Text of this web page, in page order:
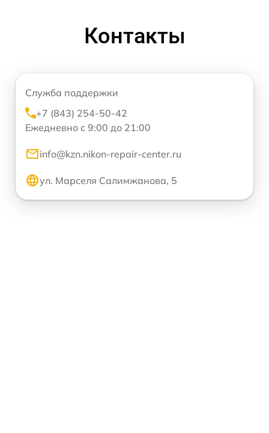
Контакты
Служба поддержки
+7 (843) 254-50-42
Ежедневно с 9:00 до 21:00
info@kzn.nikon-repair-center.ru
ул. Марселя Салимжанова, 5